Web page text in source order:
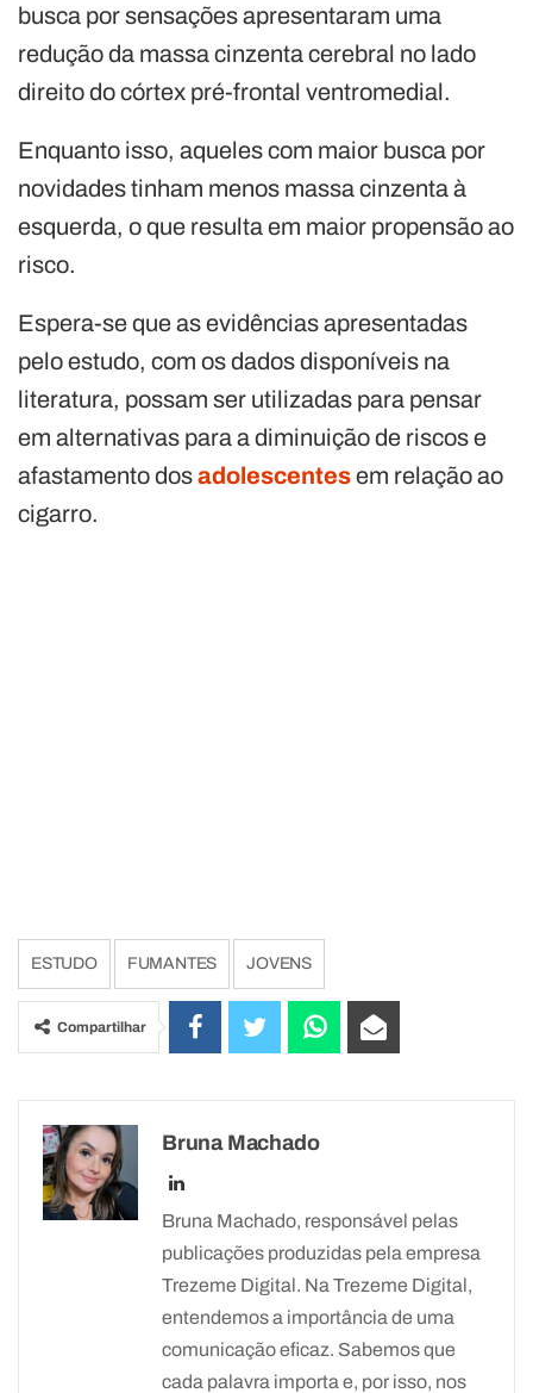
busca por sensações apresentaram uma
redução da massa cinzenta cerebral no lado
direito do córtex pré-frontal ventromedial.
Enquanto isso, aqueles com maior busca por
novidades tinham menos massa cinzenta à
esquerda, o que resulta em maior propensão ao
risco.
Espera-se que as evidências apresentadas
pelo estudo, com os dados disponíveis na
literatura, possam ser utilizadas para pensar
em alternativas para a diminuição de riscos e
afastamento dosadolescentesem relação ao
cigarro.
ESTUDO FUMANTES JOVENS
Compartilhar
Bruna Machado
Bruna Machado, responsável pelas
publicações produzidas pela empresa
Trezeme Digital. Na Trezeme Digital,
entendemos a importância de uma
comunicação eficaz. Sabemos que
cada palavra importa e, por isso, nos